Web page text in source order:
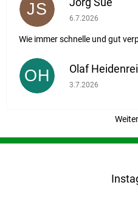
JS Die Shop-
6.7.2026
Wie immer schnelle und gut
OH Olaf
Die Shop-
3.7.2026
F